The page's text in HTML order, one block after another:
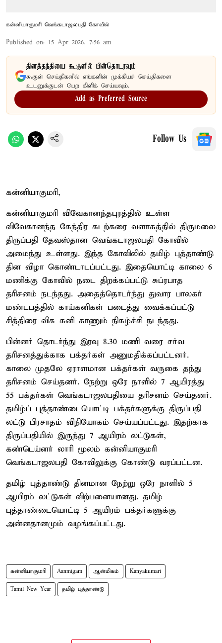
கன்னியாகுமரி வெங்கடாஜலபதி கோவில்
Published on: 15 Apr 2026, 7:56 am
தினத்தந்தியை கூகுளில் பின்தொடரவும்
கூகுள் செய்திகளில் எங்களின் முக்கியச் செய்திகளை
உடனுக்குடன் பெற கிளிக் செய்யவும்.
Add as Preferred Source
Follow Us
கன்னியாகுமரி,
கன்னியாகுமரி விவேகானந்தபுரத்தில் உள்ள
விவேகானந்த கேந்திர கடற்கரை வளாகத்தில் திருமலை
திருப்பதி தேவஸ்தான வெங்கடாஜலபதி கோவில்
அமைந்து உள்ளது. இந்த கோவிலில் தமிழ் புத்தாண்டு
தின விழா கொண்டாடப்பட்டது. இதையொட்டி காலை 6
மணிக்கு கோவில் நடை திறக்கப்பட்டு சுப்ரபாத
தரிசனம் நடந்தது. அதைத்தொடர்ந்து துவார பாலகர்
மண்டபத்தில் காய்கனிகள் படைத்து வைக்கப்பட்டு
சித்திரை விசு கனி காணும் நிகழ்ச்சி நடந்தது.
பின்னர் தொடர்ந்து இரவு 8.30 மணி வரை சர்வ
தரிசனத்துக்காக பக்தர்கள் அனுமதிக்கப்பட்டனர்.
காலை முதலே ஏராளமான பக்தர்கள் வருகை தந்து
தரிசனம் செய்தனர். நேற்று ஒரே நாளில் 7 ஆயிரத்து
55 பக்தர்கள் வெங்கடாஜலபதியை தரிசனம் செய்தனர்.
தமிழ்ப் புத்தாண்டையொட்டி பக்தர்களுக்கு திருப்பதி
லட்டு பிரசாதம் விநியோகம் செய்யப்பட்டது. இதற்காக
திருப்பதியில் இருந்து 7 ஆயிரம் லட்டுகள்,
கண்டெய்னர் லாரி மூலம் கன்னியாகுமரி
வெங்கடாஜலபதி கோவிலுக்கு கொண்டு வரப்பட்டன.
தமிழ் புத்தாண்டு தினமான நேற்று ஒரே நாளில் 5
ஆயிரம் லட்டுகள் விற்பனையானது. தமிழ்
புத்தாண்டையொட்டி 5 ஆயிரம் பக்தர்களுக்கு
அன்னதானமும் வழங்கப்பட்டது.
கன்னியாகுமரி Aanmigam ஆன்மிகம் Kanyakumari
Tamil New Year தமிழ் புத்தாண்டு